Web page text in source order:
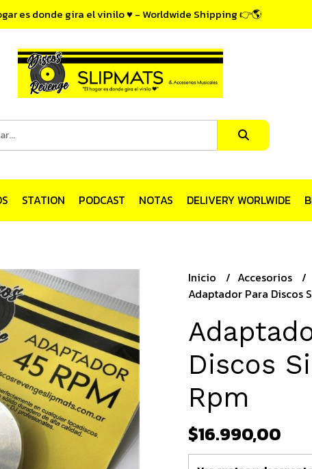
es donde gira el vinilo ♥ - Worldwide Shipping 👉🌎
STATION PODCAST NOTAS DELIVERY WORLWIDE
Inicio
Accesorios
Adaptador Para Discos
Discos
Rpm
$16.990,00